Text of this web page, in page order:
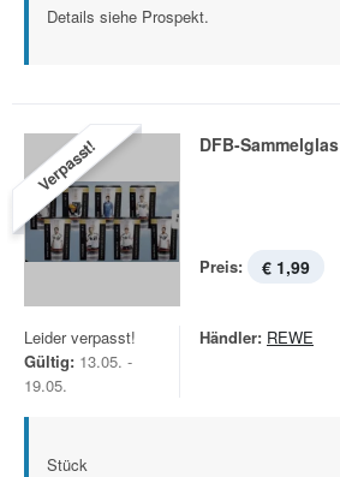
Details siehe Prospekt.
Verpasst! DFB-Sammelglas
Preis: € 1,99
Leider verpasst!
Gültig: 13.05. -
19.05.
Händler: REWE
Stück